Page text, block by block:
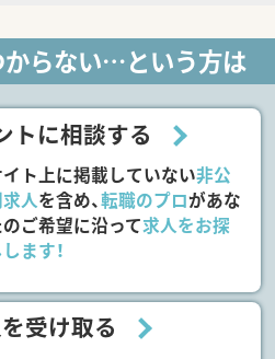
らない…という方は
トに相談する
ト上に掲載していない非公
人を含め、転職のプロがあな
ご希望に沿って求人をお探
ます！
受け取る